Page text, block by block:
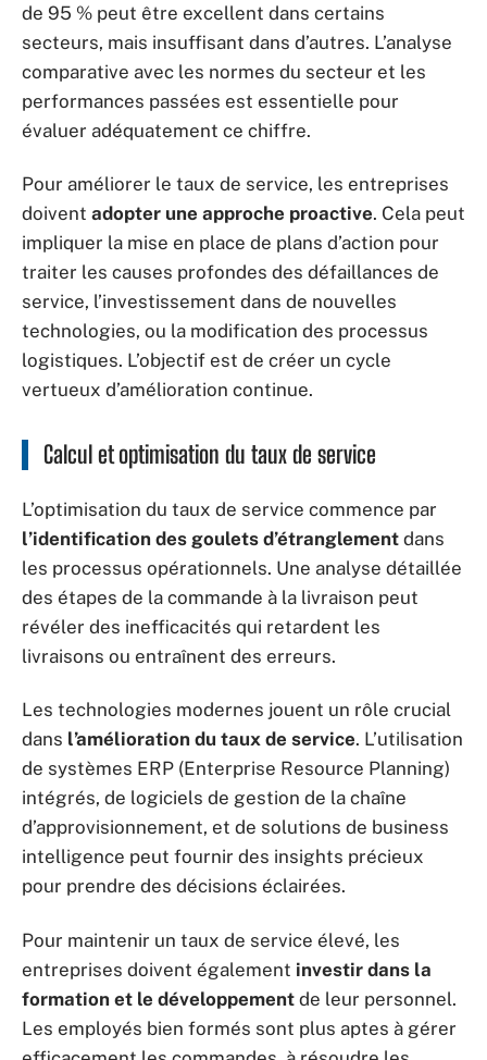
de 95 % peut être excellent dans certains
secteurs, mais insuffisant dans d’autres. L’analyse
comparative avec les normes du secteur et les
performances passées est essentielle pour
évaluer adéquatement ce chiffre.
Pour améliorer le taux de service, les entreprises
doivent adopter une approche proactive. Cela peut
impliquer la mise en place de plans d’action pour
traiter les causes profondes des défaillances de
service, l’investissement dans de nouvelles
technologies, ou la modification des processus
logistiques. L’objectif est de créer un cycle
vertueux d’amélioration continue.
Calcul et optimisation du taux de service
L’optimisation du taux de service commence par
l’identification des goulets d’étranglement dans
les processus opérationnels. Une analyse détaillée
des étapes de la commande à la livraison peut
révéler des inefficacités qui retardent les
livraisons ou entraînent des erreurs.
Les technologies modernes jouent un rôle crucial
dans l’amélioration du taux de service. L’utilisation
de systèmes ERP (Enterprise Resource Planning)
intégrés, de logiciels de gestion de la chaîne
d’approvisionnement, et de solutions de business
intelligence peut fournir des insights précieux
pour prendre des décisions éclairées.
Pour maintenir un taux de service élevé, les
entreprises doivent également investir dans la
formation et le développement de leur personnel.
Les employés bien formés sont plus aptes à gérer